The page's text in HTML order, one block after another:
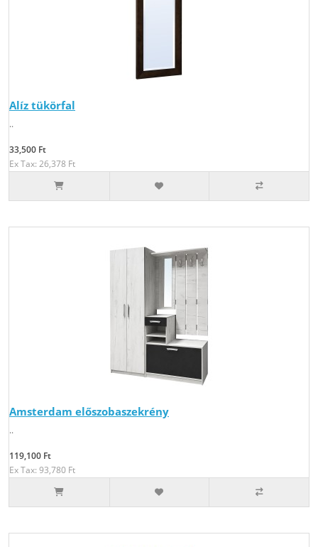
Alíz tükörfal
..
33,500 Ft
Ex Tax: 26,378 Ft
Amsterdam előszobaszekrény
..
119,100 Ft
Ex Tax: 93,780 Ft